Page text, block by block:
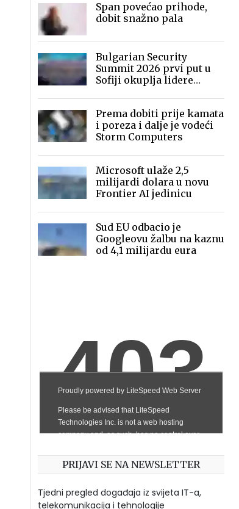
Span povećao prihode,
dobit snažno pala
Bulgarian Security
Summit 2026 prvi put u
Sofiji okuplja lidere
Prema dobiti prije kamata
i poreza i dalje je vodeći
Storm Computers
Microsoft ulaže 2,5
milijardi dolara u novu
Frontier AI jedinicu
Sud EU odbacio je
Googleovu žalbu na kaznu
od 4,1 milijardu eura
PRIJAVI SE NA NEWSLETTER
Tjedni pregled događaja iz svijeta IT-a,
telekomunikacija i tehnologije